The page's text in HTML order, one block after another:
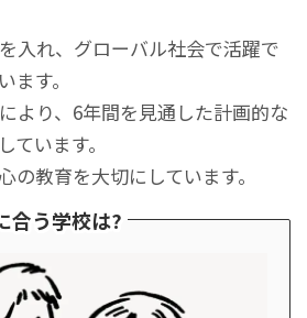
入れ、グローバル社会で活躍で
ます。
より、6年間を見通した計画的な
ています。
の教育を大切にしています。
合う学校は?